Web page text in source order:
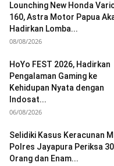
Lounching New Honda
160, Astra Motor Papua
Hadirkan Lomba...
08/08/2026
HoYo FEST 2026, Hadirkan
Pengalaman Gaming ke
Kehidupan Nyata dengan
Indosat...
06/08/2026
Selidiki Kasus Keracunan
Polres Jayapura Periksa 30
Orang dan Enam...